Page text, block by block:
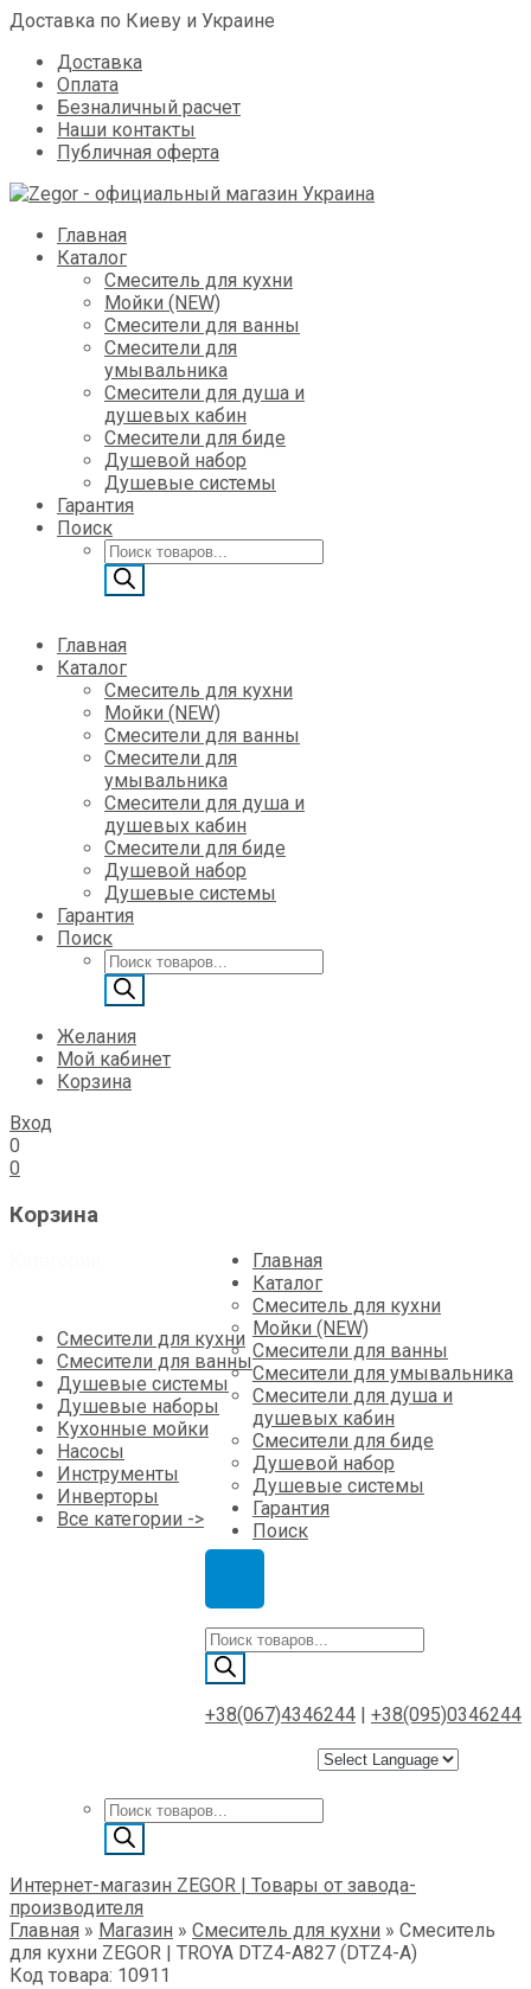
Доставка по Киеву и Украине
Доставка
Оплата
Безналичный расчет
Наши контакты
Публичная оферта
Skip
Главная
Каталог
Смеситель для кухни
Мойки (NEW)
Смесители для ванны
Смесители для
умывальника
Смесители для душа и
душевых кабин
Смесители для биде
Душевой набор
Душевые системы
Гарантия
Поиск
Поиск
товаров
Главная
Каталог
Смеситель для кухни
Мойки (NEW)
Смесители для ванны
Смесители для
умывальника
Смесители для душа и
душевых кабин
Смесители для биде
Душевой набор
Душевые системы
Гарантия
Поиск
Поиск
товаров
Желания
Мой кабинет
Корзина
Вход
0
0
Корзина
Смесители для кухни
Смесители для ванны
Душевые системы
Душевые наборы
Кухонные мойки
Насосы
Инструменты
Инверторы
Все категории ->
Поиск
товаров
+38(067)4346244 +38(095)0346244
Skip
to
content
Главная
Каталог
Смеситель для кухни
Мойки (NEW)
Смесители для ванны
Смесители для умывальника
Смесители для душа и
душевых кабин
Смесители для биде
Душевой набор
Душевые системы
Гарантия
Поиск
Поиск
товаров
Интернет-магазин ZEGOR | Товары от завода-
производителя
Главная » Магазин » Смеситель для кухни » Смеситель
для кухни ZEGOR | TROYA DTZ4-A827 (DTZ4-A)
Код товара: 10911